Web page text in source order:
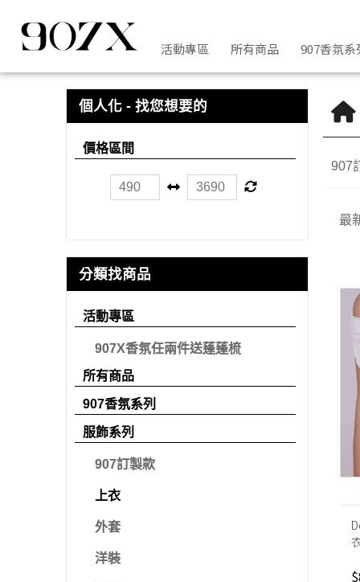
活動專區 所有商品 907香氛系
個人化 - 找您想要的
價格區間
分類找商品
活動專區
907X香氛任兩件送蓬蓬梳
所有商品
907香氛系列
服飾系列
907訂製款
上衣
外套
洋裝
907
最